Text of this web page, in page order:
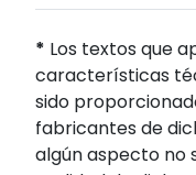
* Los textos que
características
sido
fabricantes de
algún aspecto no